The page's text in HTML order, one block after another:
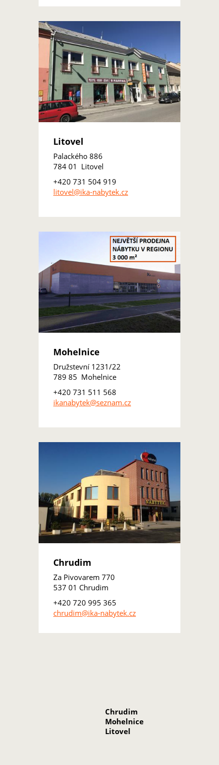
Litovel
Palackého 886
784 01 Litovel
+420 731 504 919
litovel@ika-nabytek.cz
Mohelnice
Družstevní 1231/22
789 85 Mohelnice
+420 731 511 568
ikanabytek@seznam.cz
Chrudim
Za Pivovarem 770
537 01 Chrudim
+420 720 995 365
chrudim@ika-nabytek.cz
Chrudim
Mohelnice
Litovel